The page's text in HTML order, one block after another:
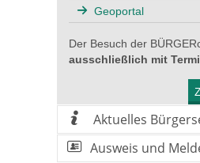
Geoportal
Der Besuch der
ausschließlich mit
Aktuelles
Ausweis und